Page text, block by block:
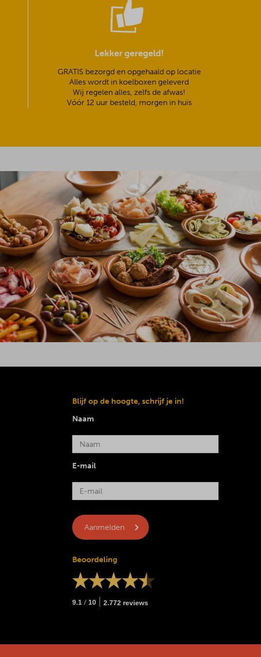
Lekker geregeld!
GRATIS bezorgd en opgehaald op locatie
Alles wordt in koelboxen geleverd
Wij regelen alles, zelfs de afwas!
Vóór 12 uur besteld, morgen in huis
Blijf op de hoogte, schrijf je in!
Naam
E-mail
Beoordeling
9.1 / 10 2.772 reviews